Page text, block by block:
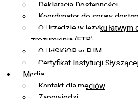
Deklaracja Dostępności
Koordynator do spraw
O Urzędzie w języku łatwym
zrozumienia (ETR)
O UdSKiOR w PJM
Certyfikat Instytucji Słyszącej
Media
Kontakt dla mediów
Zapowiedzi